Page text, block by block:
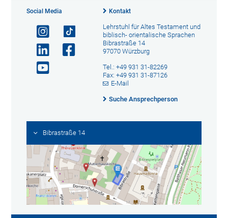
Social Media Kontakt
Lehrstuhl für Altes Testament und
biblisch- orientalische Sprachen
Bibrastraße 14
97070 Würzburg
Tel.: +49 931 31-82269
Fax: +49 931 31-87126
E-Mail
Suche Ansprechperson
Bibrastraße 14